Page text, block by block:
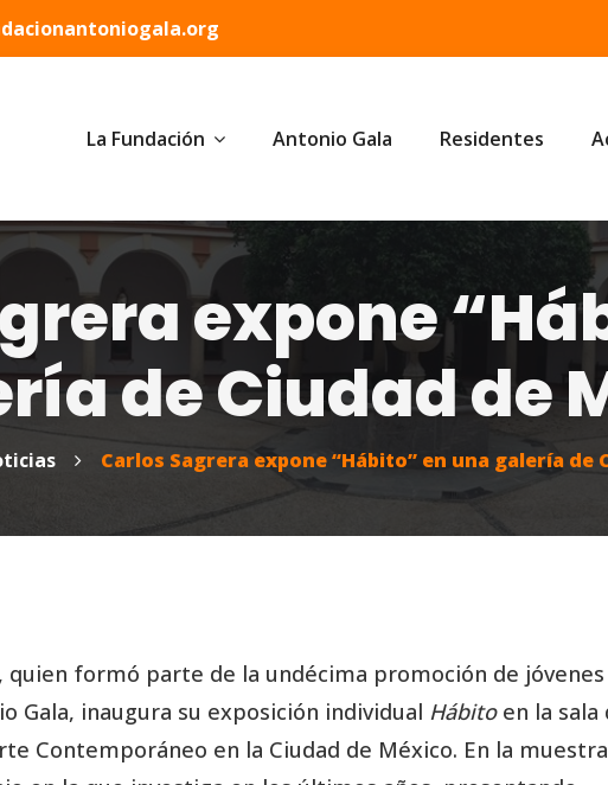
La Fundación Antonio Gala Residentes
expone
de Ciudad de
Carlos Sagrera expone “Hábito” en una galería de
quien formó parte de la undécima promoción de jóvenes
Gala, inaugura su exposición individual Hábitoen la sala
Contemporáneo en la Ciudad de México. En la muestra